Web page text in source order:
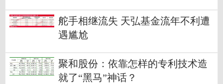
舵手相继流失 天弘基金流年不利遭
遇尴尬
聚和股份：依靠怎样的专利技术造
就了“黑马”神话？